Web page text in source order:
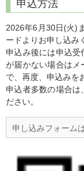
申込方法
2026年6月30日(火)
ードよりお申し込み
申込み後には申込受
が届かない場合はメ
で、再度、申込みを
申込者多数の場合は
ださい。
申し込みフォーム